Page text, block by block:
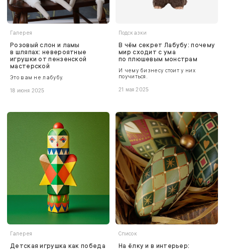
Галерея
Розовый слон и ламы
в шляпах: невероятные
игрушки от пензенской
мастерской
Это вам не лабубу.
18 июня 2025
Подсказки
В чём секрет Лабубу: почему
мир сходит с ума
по плюшевым монстрам
И чему бизнесу стоит у них
поучиться.
21 мая 2025
Галерея
Детская игрушка как победа
Список
На ёлку и в интерьер: